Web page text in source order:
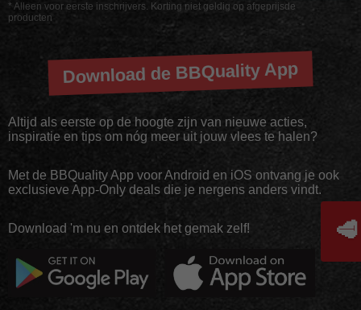
* Alleen voor eerste inschrijvers. Korting niet geldig op afgeprijsde
producten
Download de BBQuality App
Altijd als eerste op de hoogte zijn van nieuwe acties,
inspiratie en tips om nóg meer uit jouw vlees te halen?
Met de BBQuality App voor Android en iOS ontvang je ook
exclusieve App-Only deals die je nergens anders vindt.
Download 'm nu en ontdek het gemak zelf! 🥩